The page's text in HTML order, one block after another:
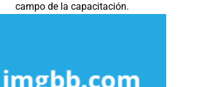
campo de la capacitación.